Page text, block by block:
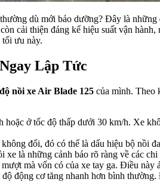
dù mới bảo dưỡng? Đây là những
cải thiện đáng kể hiệu suất vận
ưu này.
Lập Tức
độ nồi xe Air Blade 125 của mình. Theo
ở tốc độ thấp dưới 30 km/h. Xe
đổi, đó có thể là dấu hiệu bộ nồi
là những cảnh báo rõ ràng về các
mà vốn có của xe tay ga. Điều
động cơ tăng nhanh hơn bình